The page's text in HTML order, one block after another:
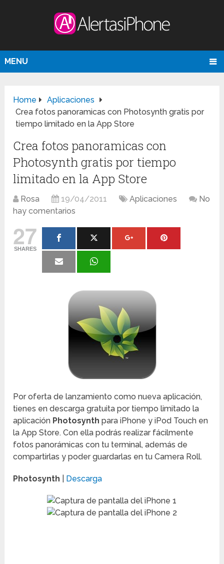
MENU
Home
Aplicaciones
Crea fotos panoramicas con Photosynth gratis por
tiempo limitado en la App Store
Crea fotos panoramicas con
Photosynth gratis por tiempo
limitado en la App Store
Rosa 19/04/2011 Aplicaciones
No
hay comentarios
27
SHARES
Por oferta de lanzamiento como nueva aplicación,
tienes en descarga gratuita por tiempo limitado la
aplicación Photosynthpara iPhone y iPod Touch en
la App Store. Con ella podrás realizar fácilmente
fotos panorámicas con tu terminal, además de
compartirlas y poder guardarlas en tu Camera Roll.
Photosynth Descarga